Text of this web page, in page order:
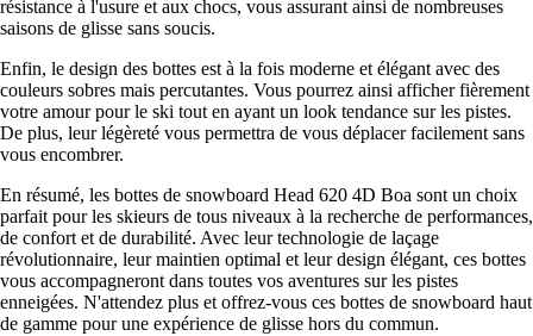
résistance à l'usure et aux chocs, vous assurant ainsi de nombreuses
saisons de glisse sans soucis.
Enfin, le design des bottes est à la fois moderne et élégant avec des
couleurs sobres mais percutantes. Vous pourrez ainsi afficher fièrement
votre amour pour le ski tout en ayant un look tendance sur les pistes.
De plus, leur légèreté vous permettra de vous déplacer facilement sans
vous encombrer.
En résumé, les bottes de snowboard Head 620 4D Boa sont un choix
parfait pour les skieurs de tous niveaux à la recherche de performances,
de confort et de durabilité. Avec leur technologie de laçage
révolutionnaire, leur maintien optimal et leur design élégant, ces bottes
vous accompagneront dans toutes vos aventures sur les pistes
enneigées. N'attendez plus et offrez-vous ces bottes de snowboard haut
de gamme pour une expérience de glisse hors du commun.